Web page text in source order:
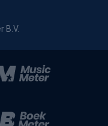
B.V.